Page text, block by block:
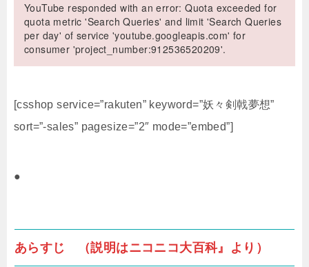
YouTube responded with an error: Quota exceeded for
quota metric 'Search Queries' and limit 'Search Queries
per day' of service 'youtube.googleapis.com' for
consumer 'project_number:912536520209'.
[csshop service=”rakuten” keyword=”妖々剣戟夢想”
sort=”-sales” pagesize=”2″ mode=”embed”]
●
あらすじ （説明はニコニコ大百科』より）